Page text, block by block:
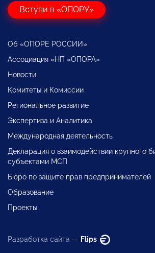
Вступи в «ОПОРУ»
Об «ОПОРЕ РОССИИ»
Ассоциация «НП «ОПОРА»
Новости
Комитеты и Комиссии
Региональное развитие
Экспертиза и Аналитика
Международная деятельность
Декларация о взаимодействии крупного
субъектами МСП
Бюро по защите прав предпринимателей
Образование
Проекты
Разработка сайта — Flips